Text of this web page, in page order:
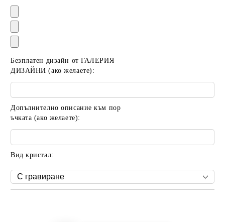
Безплатен дизайн от ГАЛЕРИЯ
ДИЗАЙНИ (ако желаете):
Допълнително описание към пор
ъчката (ако желаете):
Вид кристал: